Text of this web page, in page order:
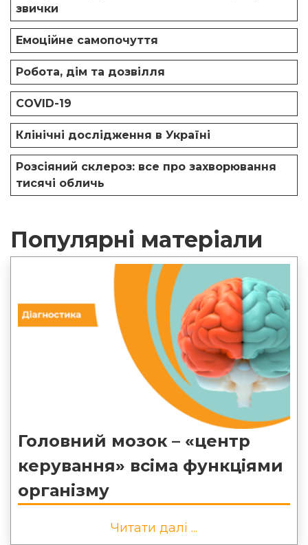
звички
Емоційне самопочуття
Робота, дім та дозвілля
COVID-19
Клінічні дослідження в Україні
Розсіяний склероз: все про захворювання
тисячі обличь
Популярні матеріали
Головний мозок – «центр
керування» всіма функціями
організму
Читати далі ...